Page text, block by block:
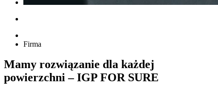
Firma
Mamy rozwiązanie dla każdej
powierzchni – IGP FOR SURE